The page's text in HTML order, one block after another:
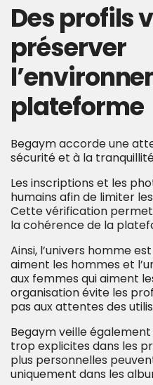
Des profils
préserver
plateforme
Begaym accorde une
sécurité et à la
Les inscriptions et les
humains afin de limiter
Cette vérification
la cohérence de la
Ainsi, l’univers homme
aiment les hommes et
aux femmes qui aiment
organisation évite les
pas aux attentes des
Begaym veille
trop explicites dans les
plus personnelles
uniquement dans les